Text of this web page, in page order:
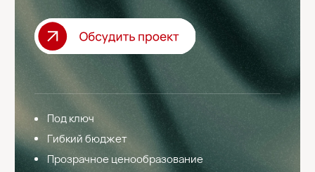
Гибкий бюджет
Под ключ
Прозрачное ценообразование